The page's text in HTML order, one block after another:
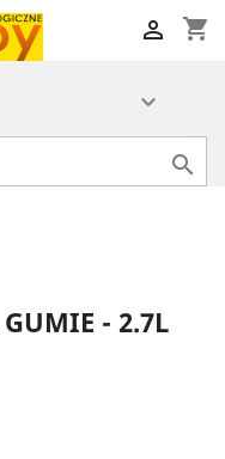
shopping_cart



- 2.7L